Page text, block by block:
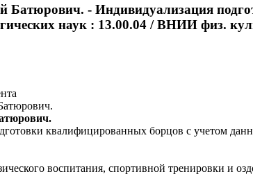
Батюрович. - Индивидуализация
наук : 13.00.04 / ВНИИ физ.
квалифицированных борцов с учетом
воспитания, спортивной тренировки и